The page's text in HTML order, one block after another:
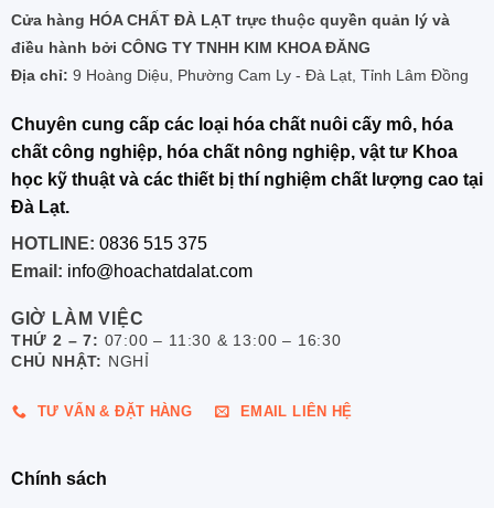
Cửa hàng HÓA CHẤT ĐÀ LẠT trực thuộc quyền quản lý và
điều hành bởi CÔNG TY TNHH KIM KHOA ĐĂNG
Địa chỉ: 9 Hoàng Diệu, Phường Cam Ly - Đà Lạt, Tỉnh Lâm Đồng
Chuyên cung cấp các loại hóa chất nuôi cấy mô, hóa
chất công nghiệp, hóa chất nông nghiệp, vật tư Khoa
học kỹ thuật và các thiết bị thí nghiệm chất lượng cao tại
Đà Lạt.
HOTLINE: 0836 515 375
Email: info@hoachatdalat.com
GIỜ LÀM VIỆC
THỨ 2 – 7: 07:00 – 11:30 & 13:00 – 16:30
CHỦ NHẬT: NGHỈ
TƯ VẤN & ĐẶT HÀNG EMAIL LIÊN HỆ
Chính sách